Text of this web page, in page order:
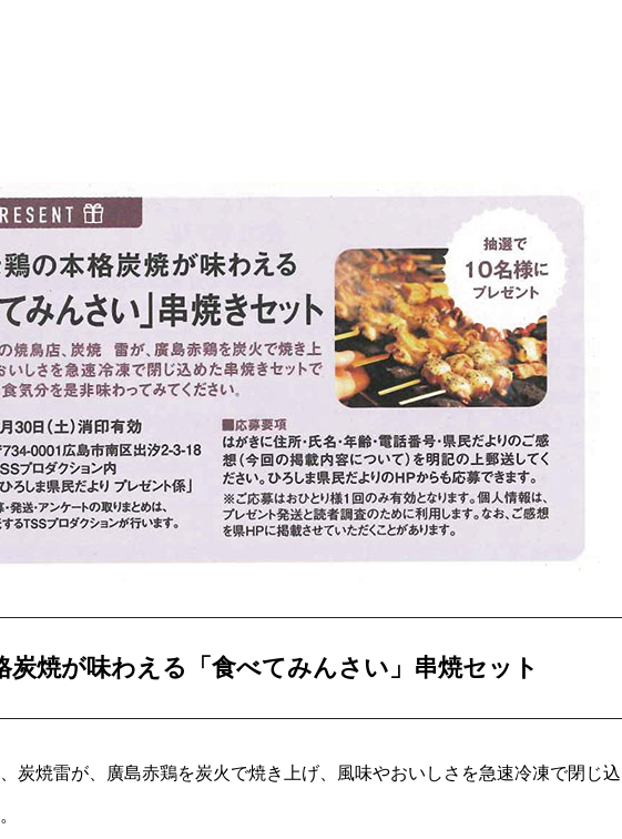
炭焼が味わえる「食べてみんさい」串焼セット
炭焼雷が、廣島赤鶏を炭火で焼き上げ、風味やおいしさを急速冷凍で閉じ込